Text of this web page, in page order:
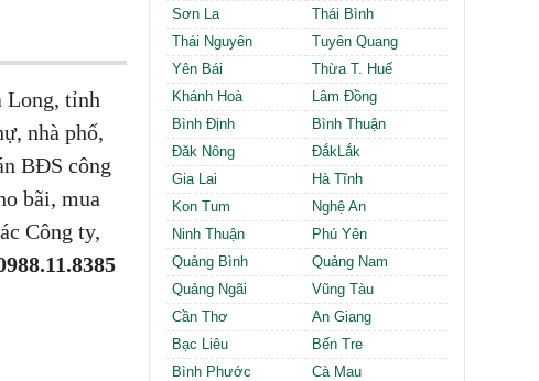
Cần thuê MBKD tại Phường Vĩnh Tuy
Long, tỉnh
nhà phố,
BĐS công
bãi, mua
Công ty,
Sơn La
Thái Bình
Thái Nguyên
Tuyên Quang
Yên Bái
Thừa T. Huế
Khánh Hoà
Lâm Đồng
Bình Định
Bình Thuận
Đăk Nông
ĐắkLắk
Gia Lai
Hà Tĩnh
Kon Tum
Nghệ An
Ninh Thuận
Phú Yên
Quảng Bình
Quảng Nam
Quảng Ngãi
Vũng Tàu
Cần Thơ
An Giang
Bạc Liêu
Bến Tre
Bình Phước
Cà Mau